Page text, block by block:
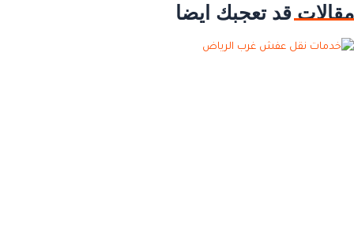
مقالات قد تعجبك ايضا